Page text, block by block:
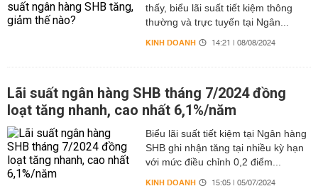
thấy, biểu lãi suất tiết kiệm thông
thường và trực tuyến tại Ngân...
KINH DOANH 14:21 | 08/08/2024
Lãi suất ngân hàng SHB tháng 7/2024 đồng
loạt tăng nhanh, cao nhất 6,1%/năm
Biểu lãi suất tiết kiệm tại Ngân hàng
SHB ghi nhận tăng tại nhiều kỳ hạn
với mức điều chỉnh 0,2 điểm...
KINH DOANH 15:05 | 05/07/2024